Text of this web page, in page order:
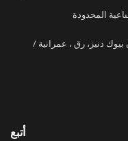
المحدودة
دنيز، رق ، عمرانية /
أتبع